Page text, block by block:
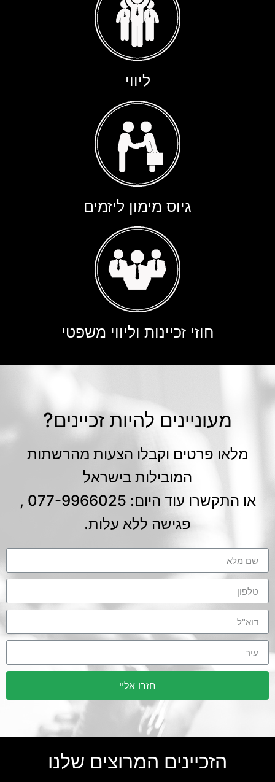
ליווי
גיוס מימון ליזמים
חוזי זכיינות וליווי משפטי
מעוניינים להיות זכיינים?
מלאו פרטים וקבלו הצעות מהרשתות
המובילות בישראל
או התקשרו עוד היום: 077-9966025 ,
פגישה ללא עלות.
חזרו אליי
הזכיינים המרוצים שלנו